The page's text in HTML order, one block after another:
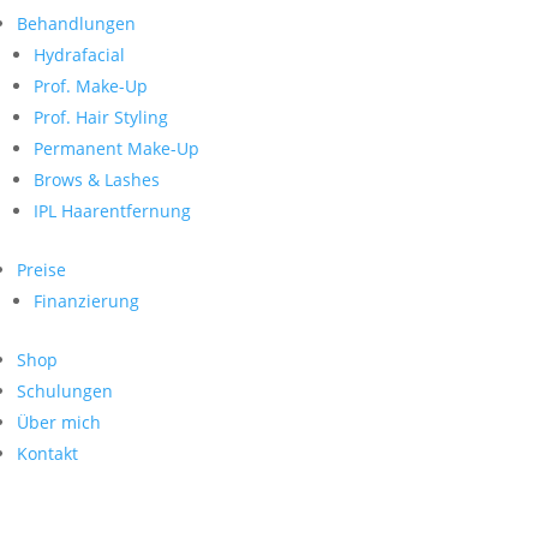
Behandlungen
Hydrafacial
Prof. Make-Up
Prof. Hair Styling
Permanent Make-Up
Brows & Lashes
IPL Haarentfernung
Preise
Finanzierung
Shop
Schulungen
Über mich
Kontakt
nach:
Neueste Kommentare
Archiv
Kategorien
Keine Kategorien
Meta
Anmelden
Feed der Einträge
WordPress.org
Search
nach:
Archive
Kontakt
Impressum
Datenschutz